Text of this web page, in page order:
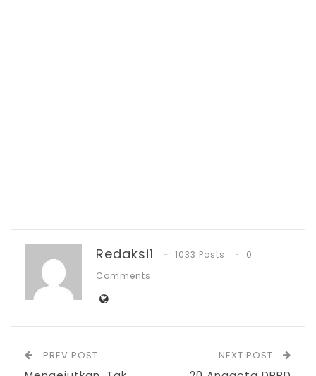
Mewakili Gubernur Sulut Olly Dondokambey,
Plt Asisten II Tahlis Gallang menyampaikan
ucapan selamat kepada 30 anggota DPRD
Redaksi1 1033 Posts
0
Comments
PREV POST NEXT POST